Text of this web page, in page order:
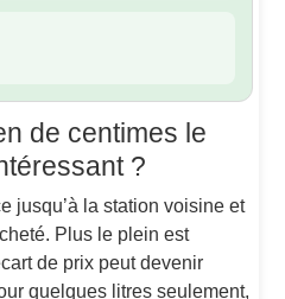
de centimes le
?
jusqu’à la station voisine et
Plus le plein est
de prix peut devenir
quelques litres seulement,